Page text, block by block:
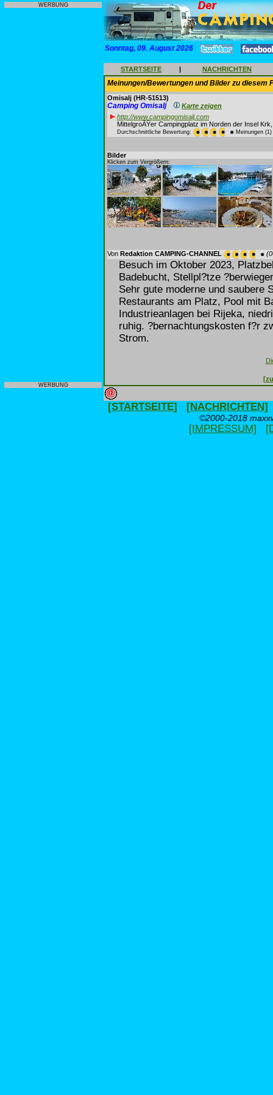
WERBUNG
WERBUNG
Sonntag, 09. August 2026
STARTSEITE | NACHRICHTEN
Meinungen/Bewertungen und Bilder zu diesem
Omisalj (HR-51513)
Camping Omisalj
Karte zeigen
http://www.campingomisalj.com
MittelgroÃŸer Campingplatz im Norden der Insel
Durchschnittliche Bewertung: Meinungen (1)
Bilder
Klicken zum Vergrößern:
Von Redaktion CAMPING-CHANNEL
Besuch im Oktober 2023,
Badebucht, Stellpl?tze
Sehr gute moderne und saubere
Restaurants am Platz, Pool mit
Industrieanlagen bei Rijeka,
ruhig. ?bernachtungskosten f?r
Strom.
[STARTSEITE] [NACHRICHTEN]
©2000-2018
[IMPRESSUM]